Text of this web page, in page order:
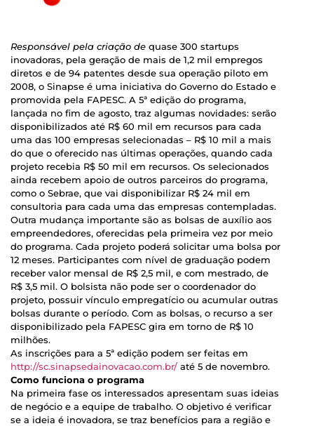
Responsável pela criação de quase 300 startups
inovadoras, pela geração de mais de 1,2 mil empregos
diretos e de 94 patentes desde sua operação piloto em
2008, o Sinapse é uma iniciativa do Governo do Estado e
promovida pela FAPESC. A 5ª edição do programa,
lançada no fim de agosto, traz algumas novidades: serão
disponibilizados até R$ 60 mil em recursos para cada
uma das 100 empresas selecionadas – R$ 10 mil a mais
do que o oferecido nas últimas operações, quando cada
projeto recebia R$ 50 mil em recursos. Os selecionados
ainda recebem apoio de outros parceiros do programa,
como o Sebrae, que vai disponibilizar R$ 24 mil em
consultoria para cada uma das empresas contempladas.
Outra mudança importante são as bolsas de auxílio aos
empreendedores, oferecidas pela primeira vez por meio
do programa. Cada projeto poderá solicitar uma bolsa por
12 meses. Participantes com nível de graduação podem
receber valor mensal de R$ 2,5 mil, e com mestrado, de
R$ 3,5 mil. O bolsista não pode ser o coordenador do
projeto, possuir vínculo empregatício ou acumular outras
bolsas durante o período. Com as bolsas, o recurso a ser
disponibilizado pela FAPESC gira em torno de R$ 10
milhões.
As inscrições para a 5ª edição podem ser feitas em
http://sc.sinapsedainovacao.com.br/ até 5 de novembro.
Como funciona o programa
Na primeira fase os interessados apresentam suas ideias
de negócio e a equipe de trabalho. O objetivo é verificar
se a ideia é inovadora, se traz benefícios para a região e